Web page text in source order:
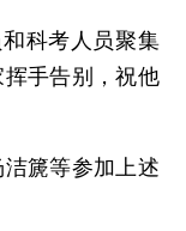
科考人员聚集
手告别，祝他
篪等参加上述